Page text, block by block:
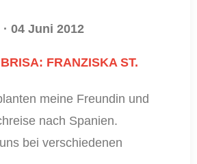
· 04 Juni 2012
FRANZISKA ST.
meine Freundin und
nach Spanien.
bei verschiedenen